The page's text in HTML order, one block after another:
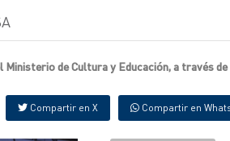
Ministerio de Cultura y Educación, a través
Compartir en X Compartir en